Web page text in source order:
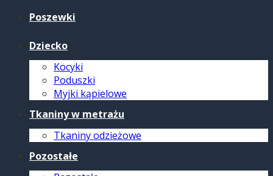
Poszewki
Dziecko
Kocyki
Poduszki
Myjki kąpielowe
Tkaniny w metrażu
Tkaniny odzieżowe
Pozostałe